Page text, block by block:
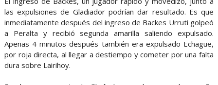
las expulsiones de Gladiador podrían dar resultado. Es que
inmediatamente después del ingreso de Backes Urruti golpeó
a Peralta y recibió segunda amarilla saliendo expulsado.
Apenas 4 minutos después también era expulsado Echagüe,
por roja directa, al llegar a destiempo y cometer por una falta
dura sobre Lairihoy.